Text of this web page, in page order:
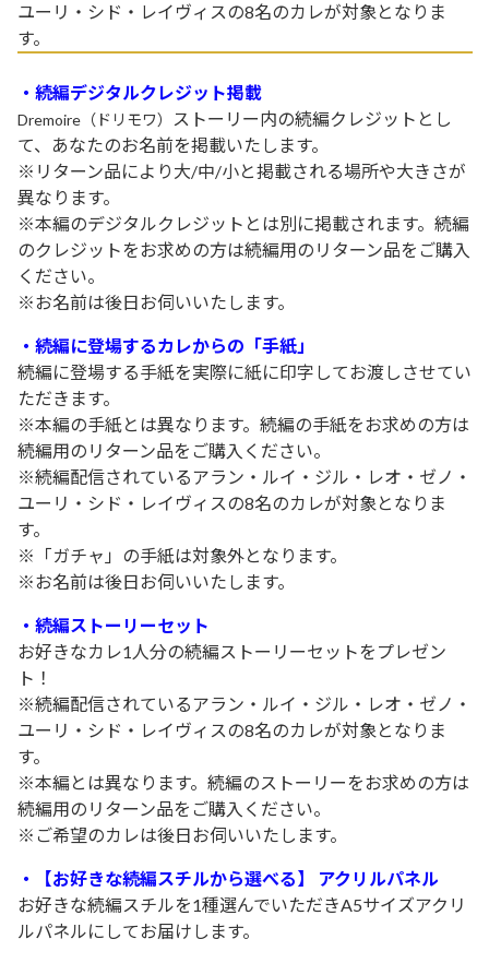
ユーリ・シド・レイヴィスの8名のカレが対象となりま
す。
・続編デジタルクレジット掲載
Dremoire（ドリモワ）
ストーリー内の続編クレジットとし
て、あなたのお名前を掲載いたします。
※リターン品により大/中/小と掲載される場所や大きさが
異なります。
※本編のデジタルクレジットとは別に掲載されます。続編
のクレジットをお求めの方は続編用のリターン品をご購入
ください。
※お名前は後日お伺いいたします。
・続編に登場するカレからの「手紙」
続編に登場する手紙を実際に紙に印字してお渡しさせてい
ただきます。
※本編の手紙とは異なります。続編の手紙をお求めの方は
続編用のリターン品をご購入ください。
※続編配信されているアラン・ルイ・ジル・レオ・ゼノ・
ユーリ・シド・レイヴィスの8名のカレが対象となりま
す。
※「ガチャ」の手紙は対象外となります。
※お名前は後日お伺いいたします。
・続編ストーリーセット
お好きなカレ1人分の続編ストーリーセットをプレゼン
ト！
※続編配信されているアラン・ルイ・ジル・レオ・ゼノ・
ユーリ・シド・レイヴィスの8名のカレが対象となりま
す。
※本編とは異なります。続編のストーリーをお求めの方は
続編用のリターン品をご購入ください。
※ご希望のカレは後日お伺いいたします。
・【お好きな続編スチルから選べる】 アクリルパネル
お好きな続編スチルを1種選んでいただきA5サイズアクリ
ルパネルにしてお届けします。